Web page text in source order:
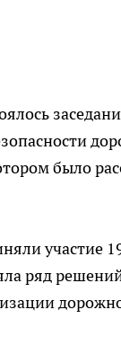
было
участие
ряд